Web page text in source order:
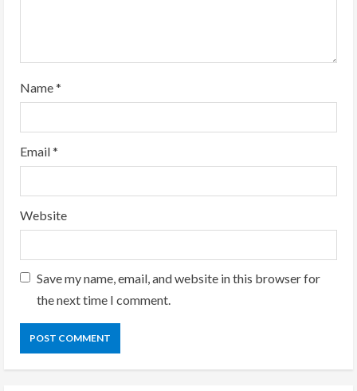
Name*
Email*
Website
Save my name, email, and website in this browser for
the next time I comment.